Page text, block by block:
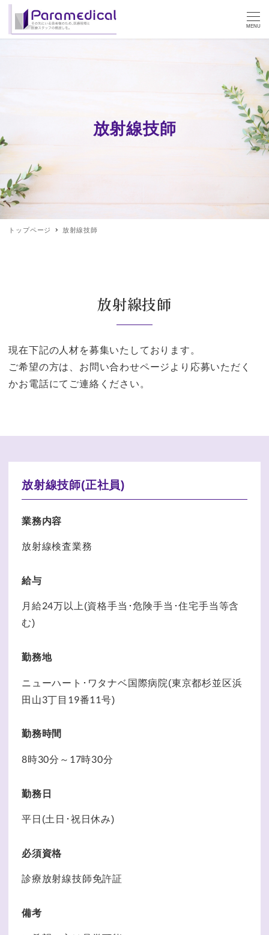
MENU
放射線技師
トップページ 放射線技師
放射線技師
現在下記の人材を募集いたしております。
ご希望の方は、お問い合わせページより応募いただく
かお電話にてご連絡ください。
放射線技師(正社員)
業務内容
放射線検査業務
給与
月給24万以上(資格手当･危険手当･住宅手当等含
む)
勤務地
ニューハート･ワタナベ国際病院(東京都杉並区浜
田山3丁目19番11号)
勤務時間
8時30分～17時30分
勤務日
平日(土日･祝日休み)
必須資格
診療放射線技師免許証
備考